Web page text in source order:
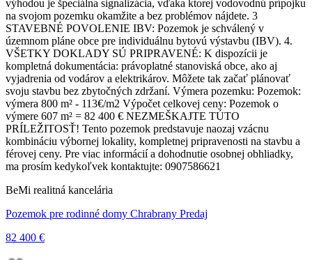
výhodou je špeciálna signalizácia, vďaka ktorej vodovodnú prípojku
na svojom pozemku okamžite a bez problémov nájdete. 3
STAVEBNÉ POVOLENIE IBV: Pozemok je schválený v
územnom pláne obce pre individuálnu bytovú výstavbu (IBV). 4.
VŠETKY DOKLADY SÚ PRIPRAVENÉ: K dispozícii je
kompletná dokumentácia: právoplatné stanoviská obce, ako aj
vyjadrenia od vodárov a elektrikárov. Môžete tak začať plánovať
svoju stavbu bez zbytočných zdržaní. Výmera pozemku: Pozemok:
výmera 800 m² - 113€/m2 Výpočet celkovej ceny: Pozemok o
výmere 607 m² = 82 400 € NEZMEŠKAJTE TÚTO
PRÍLEŽITOSŤ! Tento pozemok predstavuje naozaj vzácnu
kombináciu výbornej lokality, kompletnej pripravenosti na stavbu a
férovej ceny. Pre viac informácií a dohodnutie osobnej obhliadky,
ma prosím kedykoľvek kontaktujte: 0907586621
BeMi realitná kancelária
Pozemok pre rodinné domy Chrabrany Predaj
82 400 €